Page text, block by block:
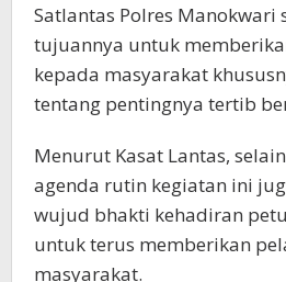
Satlantas Polres Manokwari
tujuannya untuk
kepada masyarakat
tentang pentingnya tertib
Menurut Kasat Lantas,
agenda rutin kegiatan ini
wujud bhakti kehadiran
untuk terus memberikan
masyarakat.